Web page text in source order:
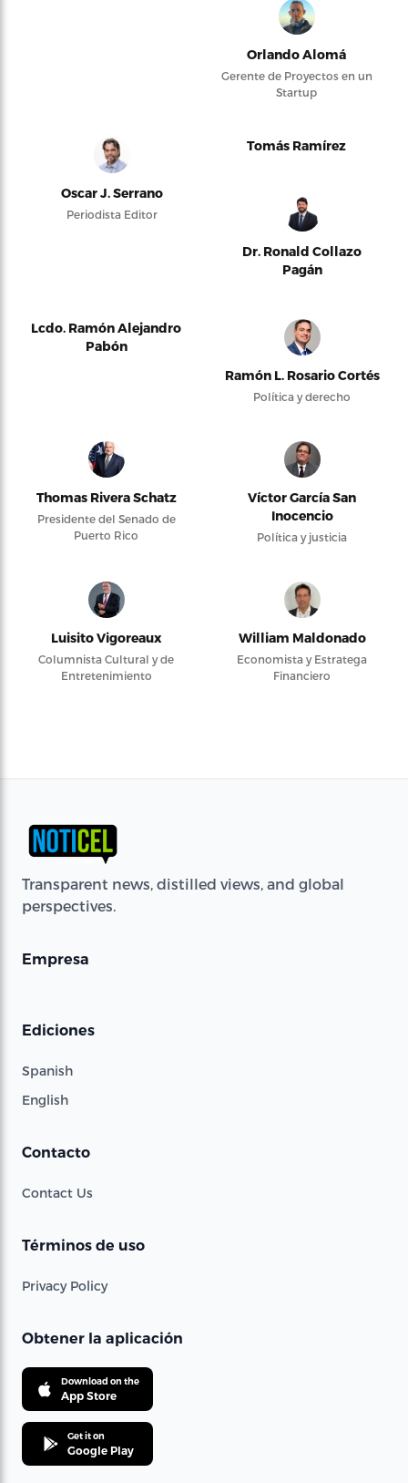
Orlando Alomá
Gerente de Proyectos en un
Startup
Oscar J. Serrano
Periodista Editor
Tomás Ramírez
Dr. Ronald Collazo
Pagán
Lcdo. Ramón Alejandro
Pabón
Ramón L. Rosario Cortés
Política y derecho
Thomas Rivera Schatz
Presidente del Senado de
Puerto Rico
Víctor García San
Inocencio
Política y justicia
Luisito Vigoreaux
Columnista Cultural y de
Entretenimiento
William Maldonado
Economista y Estratega
Financiero
Transparent news, distilled views, and global
perspectives.
Empresa
Ediciones
Spanish
English
Contacto
Contact Us
Términos de uso
Privacy Policy
Obtener la aplicación
Download on the
App Store
Get it on
Google Play